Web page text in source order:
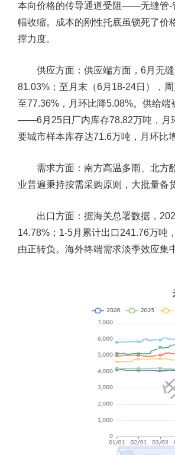
本向价格的传导通道受阻——无缝管-
幅收缩。成本的刚性托底虽锁死了价
撑力度。
供应方面： 供应端方面，6月无
81.03%；至月末（6月18-24日），
至77.36%，月环比降5.08%。供给
——6月25日厂内库存78.82万吨，月
要城市样本库存达71.6万吨，月环比
需求方面： 南方高温多雨、北方
业普遍秉持按需采购原则，大批量备
出口方面： 据海关总署数据，
14.78%；1-5月累计出口241.76万吨
由正转负。海外终端需求淡季效应集